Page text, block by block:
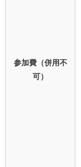
参加費（併用不
可）